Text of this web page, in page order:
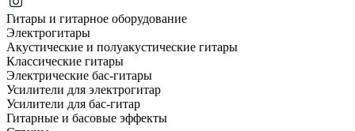
Гитары и гитарное оборудование
Электрогитары
Акустические и полуакустические гитары
Классические гитары
Электрические бас-гитары
Усилители для электрогитар
Усилители для бас-гитар
Гитарные и басовые эффекты